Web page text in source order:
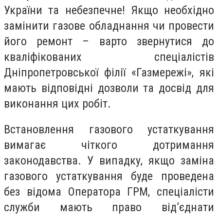
України та небезпечне! Якщо необхідно
замінити газове обладнання чи провести
його ремонт – варто звернутися до
кваліфікованих спеціалістів
Дніпропетровської філії «Газмережі», які
мають відповідні дозволи та досвід для
виконання цих робіт.
Встановлення газового устаткування
вимагає чіткого дотримання
законодавства. У випадку, якщо заміна
газового устаткування буде проведена
без відома Оператора ГРМ, спеціалісти
служби мають право від’єднати